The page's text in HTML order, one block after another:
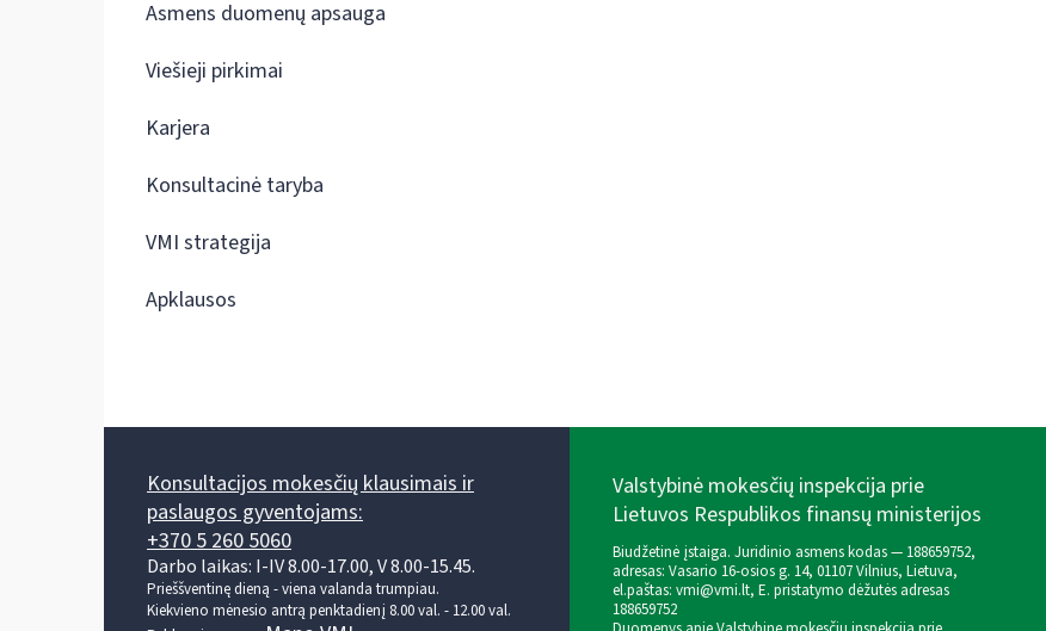
Asmens duomenų apsauga
Viešieji pirkimai
Karjera
Konsultacinė taryba
VMI strategija
Apklausos
Konsultacijos mokesčių klausimais ir
paslaugos gyventojams:
+370 5 260 5060
Darbo laikas: I-IV 8.00-17.00, V 8.00-15.45.
Prieššventinę dieną - viena valanda trumpiau.
Kiekvieno mėnesio antrą penktadienį 8.00 val. - 12.00 val.
Valstybinė mokesčių inspekcija prie
Lietuvos Respublikos finansų ministerijos
Biudžetinė įstaiga. Juridinio asmens kodas — 188659752,
adresas: Vasario 16-osios g. 14, 01107 Vilnius, Lietuva,
el.paštas: vmi@vmi.lt, E. pristatymo dėžutės adresas
188659752